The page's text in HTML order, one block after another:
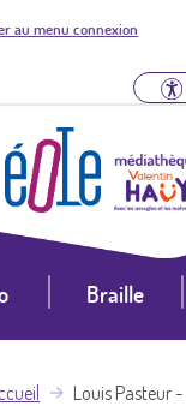
au menu connexion
Braille
Louis Pasteur -